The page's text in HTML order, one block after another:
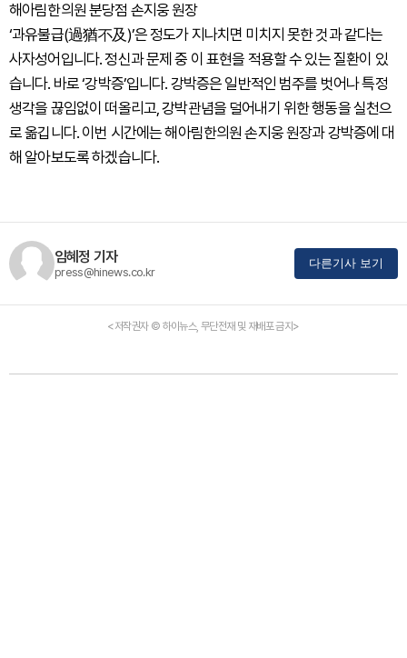
해아림한의원 분당점 손지웅 원장
‘과유불급(過猶不及)’은 정도가 지나치면 미치지 못한 것과 같다는
사자성어입니다. 정신과 문제 중 이 표현을 적용할 수 있는 질환이 있
습니다. 바로 ‘강박증’입니다. 강박증은 일반적인 범주를 벗어나 특정
생각을 끊임없이 떠올리고, 강박관념을 덜어내기 위한 행동을 실천으
로 옮깁니다. 이번 시간에는 해아림한의원 손지웅 원장과 강박증에 대
해 알아보도록 하겠습니다.
임혜정 기자
press@hinews.co.kr
다른기사 보기
<저작권자 © 하이뉴스, 무단전재 및 재배포 금지>